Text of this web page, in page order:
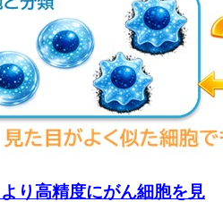
より高精度にがん細胞を見